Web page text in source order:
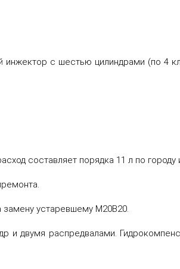
инжектор с шестью цилиндрами (по 4
составляет порядка 11 л по
замену устаревшему М20В20.
и двумя распредвалами.